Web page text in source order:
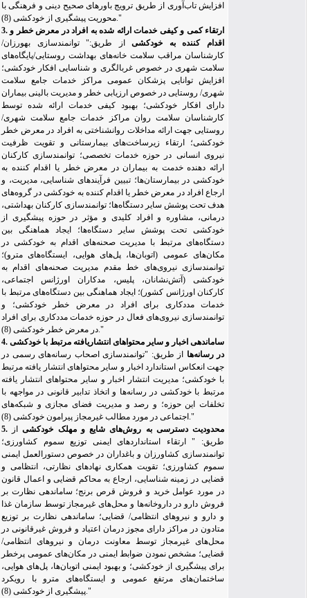
افزایش تاب‌آوری از طریق ترویج باورهای صحیح دینی و فرهنگی با
3. ارتقاء کمی و کیفی خدمات ارائه شده به افراد در معرض خطر و
اقدام کننده به خودکشیاز طریق:"توانمندسازی بهورزان/
کارشناسان مراقب سلامت خانه‌های بهداشت روستایی/پایگاه‌های
سلامت شهری در خصوص غربالگری و شناسایی افکار خودکشی؛
افزایش توانایی پزشکان عمومی مراکز خدمات جامع سلامت
شهری/ روستایی در خصوص ارزیابی خطر و مدیریت بالینی بیماران
دارای افکار خودکشی؛ بهبود کیفی خدمات ارائه شده توسط
کارشناسان سلامت روان مراکز خدمات جامع سلامت شهری/
روستایی جهت ارائه مداخلات روانشناختی به افراد در معرض خطر
خودکشی؛ ارتقاء زیرساخت‌های بیمارستانی و تقویت ظرفیت
نیروی انسانی در حوزه خدمات تخصصی؛ توانمندسازی کارکنان
ارائه دهنده خدمت به بیماران در معرض خطر یا اقدام کننده به
خودکشی در بیمارستانها؛ تبیین فرآیندهای شناسایی، مدیریت، و
ارجاع افراد در معرض خطر یا اقدام کننده به خودکشی در گروه‌های
هدف تحت پوشش سایر دستگاه‌ها؛ توانمندسازی کارکنان بهداشتی،
درمانی، مشاوره و افراد کلیدی و مؤثر در حوزه پیشگیری از
خودکشی تحت پوشش سایر دستگاه‌ها؛ ایجاد هماهنگی بین
دستگاه‌های مرتبط با مدیریت صحنه‌های اقدام به خودکشی در
مکان‌های عمومی (اتوبان‌ها، پل‌های هوایی، ایستگاههای مترو)؛
توانمندسازی نیروی‌های ‌خط مقدم مدیریت صحنه‌های اقدام به
خودکشی (آتش‌نشانان، پلیس، مدکاران اورژانس اجتماعی،
کارکنان اورژانس کشور)؛ ایجاد هماهنگی بین دستگاه‌های مرتبط با
خدمات مددکاری برای افراد در معرض خطر خودکشی؛ و
توانمندسازی نیروی‌های فعال در حوزه خدمات مددکاری برای افراد
4. ساماندهی اخبار و سایر محتواهای انتشاریافته مرتبط با خودکشی
در رسانه‌هااز طریق:" توانمندسازی اصحاب رسانه‌های رسمی در
جهت انعکاس استاندارد اخبار و سایر محتواهای انتشار یافته مرتبط
با خودکشی؛ مدیریت انتشار اخبار و سایر محتواهای انتشار یافته
مرتبط با خودکشی در رسانه‌ها و اتخاذ تدابیر قانونی در مواجهه با
تخلفات این حوزه؛ و رصد و مدیریت فضای مجازی و شبکه‌های
5. محدودیت دسترسی به روش‌های شایع و مهلک خودکشی از
طریق:"ارتقاء استانداردهای ایمنی توزیع سموم کشاورزی؛
توانمندسازی کشاورزان و باغداران در خصوص دستورالعمل ایمنی
سموم کشاورزی؛ تقویت همکاری نهادهای نظارتی، انتظامی و
قضایی در زمینه شناسایی، ارجاع به محاکم قضایی و اعمال قانون
در مورد عوامل خرید و فروش قرص برنج؛ ساماندهی نظارت بر
فروش دارو در داروخانه‌ها و محل‌های غیرمجاز توسط سازمان غذا
و دارو و نیروهای انتظامی/ قضایی؛ ساماندهی نظارت بر توزیع
متادون در مراکز دارای مجوز درمان اعتیاد و فروش غیرقانونی در
محل‌های غیرمجاز توسط معاونت درمان و نیروهای انتظامی/
قضایی؛ مشخص نمودن ضوابط ایمنی در مکان‌های عمومی پرخطر
برای پیشگیری از خودکشی؛ و بهبود ایمنی اتوبان‌ها، پل‌های هوایی،
ساختمان‌های مرتفع عمومی و ایستگاههای مترو با رویکرد